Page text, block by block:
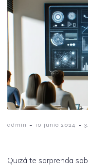
admin - 10 junio 2024 -
Quizá te sorprenda